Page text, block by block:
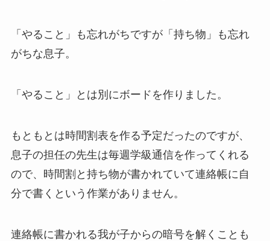
「やること」も忘れがちですが「持ち物」も忘れ
がちな息子。
「やること」とは別にボードを作りました。
もともとは時間割表を作る予定だったのですが、
息子の担任の先生は毎週学級通信を作ってくれる
ので、時間割と持ち物が書かれていて連絡帳に自
分で書くという作業がありません。
連絡帳に書かれる我が子からの暗号を解くことも